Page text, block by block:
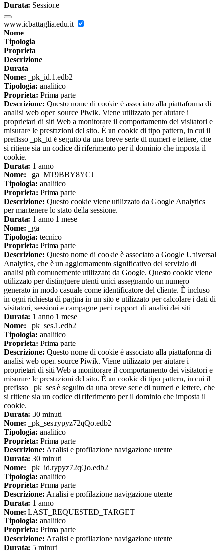
Durata: Sessione
www.icbattaglia.edu.it
Nome
Tipologia
Proprieta
Descrizione
Durata
Nome: _pk_id.1.edb2
Tipologia: analitico
Proprieta: Prima parte
Descrizione: Questo nome di cookie è associato alla piattaforma di
analisi web open source Piwik. Viene utilizzato per aiutare i
proprietari di siti Web a monitorare il comportamento dei visitatori e
misurare le prestazioni del sito. È un cookie di tipo pattern, in cui il
prefisso _pk_id è seguito da una breve serie di numeri e lettere, che
si ritiene sia un codice di riferimento per il dominio che imposta il
cookie.
Durata: 1 anno
Nome: _ga_MT9BBY8YCJ
Tipologia: analitico
Proprieta: Prima parte
Descrizione: Questo cookie viene utilizzato da Google Analytics
per mantenere lo stato della sessione.
Durata: 1 anno 1 mese
Nome: _ga
Tipologia: tecnico
Proprieta: Prima parte
Descrizione: Questo nome di cookie è associato a Google Universal
Analytics, che è un aggiornamento significativo del servizio di
analisi più comunemente utilizzato da Google. Questo cookie viene
utilizzato per distinguere utenti unici assegnando un numero
generato in modo casuale come identificatore del cliente. È incluso
in ogni richiesta di pagina in un sito e utilizzato per calcolare i dati di
visitatori, sessioni e campagne per i rapporti di analisi dei siti.
Durata: 1 anno 1 mese
Nome: _pk_ses.1.edb2
Tipologia: analitico
Proprieta: Prima parte
Descrizione: Questo nome di cookie è associato alla piattaforma di
analisi web open source Piwik. Viene utilizzato per aiutare i
proprietari di siti Web a monitorare il comportamento dei visitatori e
misurare le prestazioni del sito. È un cookie di tipo pattern, in cui il
prefisso _pk_ses è seguito da una breve serie di numeri e lettere, che
si ritiene sia un codice di riferimento per il dominio che imposta il
cookie.
Durata: 30 minuti
Nome: _pk_ses.rypyz72qQo.edb2
Tipologia: analitico
Proprieta: Prima parte
Descrizione: Analisi e profilazione navigazione utente
Durata: 30 minuti
Nome: _pk_id.rypyz72qQo.edb2
Tipologia: analitico
Proprieta: Prima parte
Descrizione: Analisi e profilazione navigazione utente
Durata: 1 anno
Nome: LAST_REQUESTED_TARGET
Tipologia: analitico
Proprieta: Prima parte
Descrizione: Analisi e profilazione navigazione utente
Durata: 5 minuti